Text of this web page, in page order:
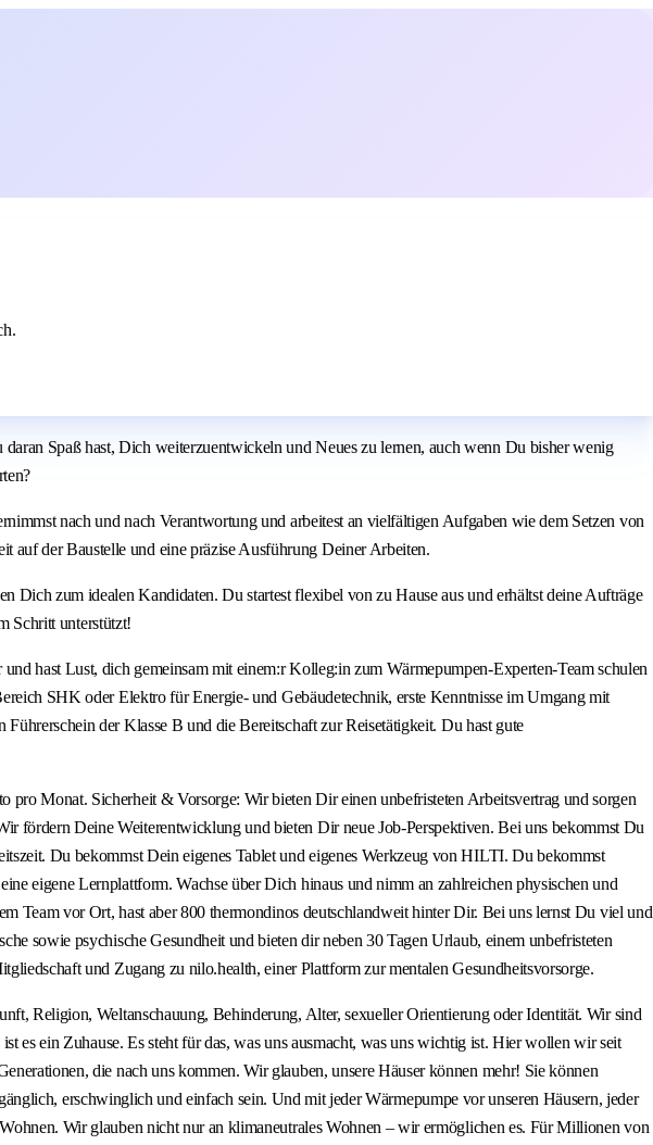
Spaß hast, Dich weiterzuentwickeln und Neues zu lernen, auch wenn Du bisher wenig
nach und nach Verantwortung und arbeitest an vielfältigen Aufgaben wie dem Setzen von
auf der Baustelle und eine präzise Ausführung Deiner Arbeiten.
Dich zum idealen Kandidaten. Du startest flexibel von zu Hause aus und erhältst deine Aufträge
Schritt unterstützt!
hast Lust, dich gemeinsam mit einem:r Kolleg:in zum Wärmepumpen-Experten-Team schulen
SHK oder Elektro für Energie- und Gebäudetechnik, erste Kenntnisse im Umgang mit
der Klasse B und die Bereitschaft zur Reisetätigkeit. Du hast gute
Monat. Sicherheit & Vorsorge: Wir bieten Dir einen unbefristeten Arbeitsvertrag und sorgen
Deine Weiterentwicklung und bieten Dir neue Job-Perspektiven. Bei uns bekommst Du
Du bekommst Dein eigenes Tablet und eigenes Werkzeug von HILTI. Du bekommst
eigene Lernplattform. Wachse über Dich hinaus und nimm an zahlreichen physischen und
Team vor Ort, hast aber 800 thermondinos deutschlandweit hinter Dir. Bei uns lernst Du viel und
sowie psychische Gesundheit und bieten dir neben 30 Tagen Urlaub, einem unbefristeten
und Zugang zu nilo.health, einer Plattform zur mentalen Gesundheitsvorsorge.
Religion, Weltanschauung, Behinderung, Alter, sexueller Orientierung oder Identität. Wir sind
es ein Zuhause. Es steht für das, was uns ausmacht, was uns wichtig ist. Hier wollen wir seit
die nach uns kommen. Wir glauben, unsere Häuser können mehr! Sie können
erschwinglich und einfach sein. Und mit jeder Wärmepumpe vor unseren Häusern, jeder
Wir glauben nicht nur an klimaneutrales Wohnen – wir ermöglichen es. Für Millionen von